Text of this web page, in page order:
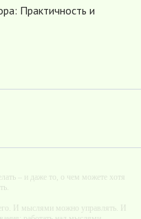
Практичность и
– и даже то, о чем можете хотя
И мыслями можно управлять. И